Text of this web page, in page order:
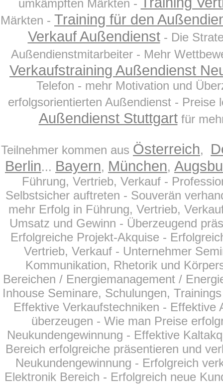
umkämpften Märkten -
Märkten - Training für den
Verkauf Außendienst- Die
Außendienstmitarbeiter - Mehr
Verkaufstraining Außendienst
Telefon - mehr Motivation und
erfolgsorientierten Außendienst -
Außendienst Stuttgartfür
Teilnehmer kommen aus Österreich,
Berlin... Bayern, München,
Führung, Vertrieb, Verkauf -
Selbstsicher auftreten - Souverän
mehr Erfolg in Führung, Vertrieb,
Umsatz und Gewinn - Überzeugend
Erfolgreiche Projekt-Akquise -
Vertrieb, Verkauf - Unternehmer
Kommunikation, Rhetorik und
Bereichen / Energiemanagement /
Inhouse Seminare, Schulungen,
Effektive Verkaufstechniken -
überzeugen - Wie man Preise
Neukundengewinnung - Effektive
Bereich erfolgreiche präsentieren und
Neukundengewinnung - Erfolgreich
Elektronik Bereich - Erfolgreich neue